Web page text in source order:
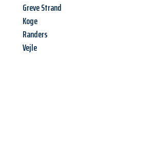
Greve Strand
Koge
Randers
Vejle